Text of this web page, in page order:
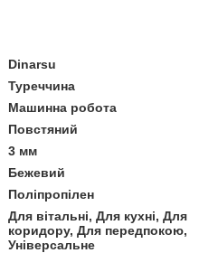
Dinarsu
Туреччина
Машинна робота
Повстяний
3 мм
Бежевий
Поліпропілен
Для вітальні, Для кухні, Для
коридору, Для передпокою,
Універсальне